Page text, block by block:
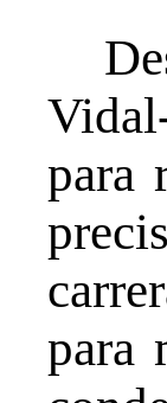
para
para